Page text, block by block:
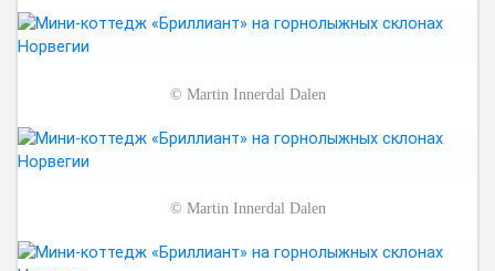
© Martin Innerdal Dalen
© Martin Innerdal Dalen